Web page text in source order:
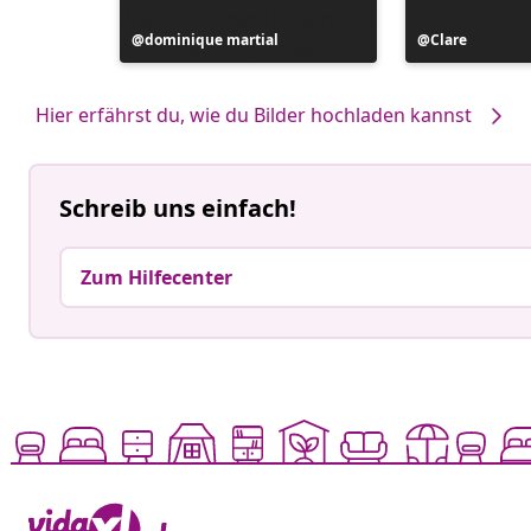
Beitrag
veröffentlicht
dominique martial
Beitrag
veröffentlicht
Clare
Hier erfährst du, wie du Bilder hochladen kannst
Schreib uns einfach!
Zum Hilfecenter